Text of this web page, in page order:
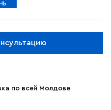
по всей Молдове